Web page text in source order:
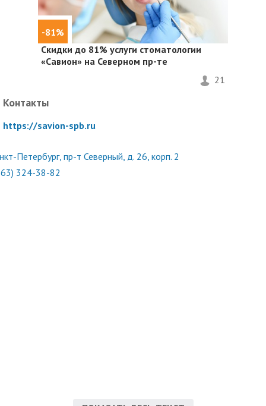
-81%
Скидки до 81% услуги стоматологии
«Савион» на Северном пр-те
21
Контакты
https://savion-spb.ru
Петербург, пр-т Северный, д. 26, корп. 2
324-38-82